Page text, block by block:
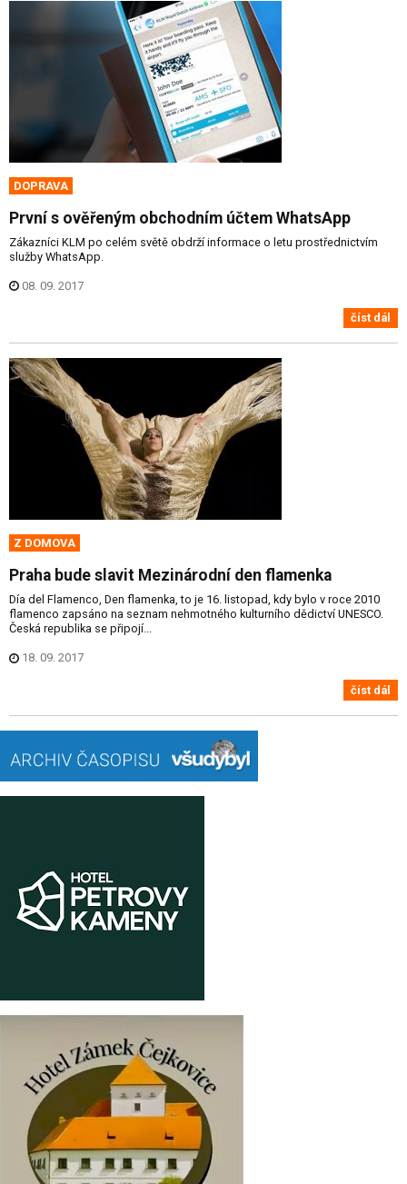
DOPRAVA
První s ověřeným obchodním účtem WhatsApp
Zákazníci KLM po celém světě obdrží informace o letu prostřednictvím
služby WhatsApp.
08. 09. 2017
číst dál
Z DOMOVA
Praha bude slavit Mezinárodní den flamenka
Día del Flamenco, Den flamenka, to je 16. listopad, kdy bylo v roce 2010
flamenco zapsáno na seznam nehmotného kulturního dědictví UNESCO.
Česká republika se připojí...
18. 09. 2017
číst dál